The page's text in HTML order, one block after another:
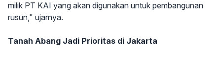
milik PT KAI yang akan digunakan untuk pembangunan
rusun," ujarnya.
Tanah Abang Jadi Prioritas di Jakarta